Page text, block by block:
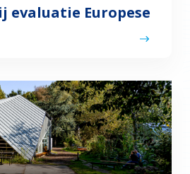
evaluatie Europese